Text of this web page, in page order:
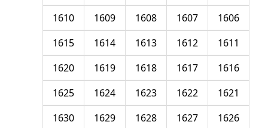
1606
1607
1608
1609
1610
1611
1612
1613
1614
1615
1616
1617
1618
1619
1620
1621
1622
1623
1624
1625
1626
1627
1628
1629
1630